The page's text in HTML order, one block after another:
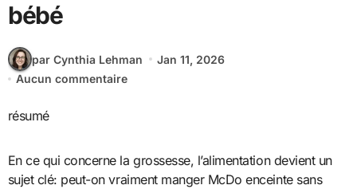
bébé
par Cynthia Lehman
Jan 11, 2026
Aucun commentaire
résumé
En ce qui concerne la grossesse, l’alimentation devient un
sujet clé: peut-on vraiment manger McDo enceinte sans